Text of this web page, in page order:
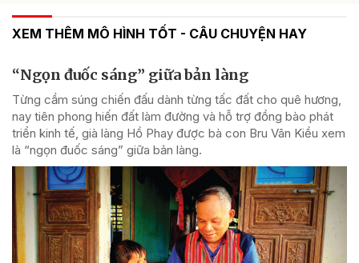
XEM THÊM MÔ HÌNH TỐT - CÂU CHUYỆN HAY
“Ngọn đuốc sáng” giữa bản làng
Từng cầm súng chiến đấu dành từng tấc đất cho quê hương,
nay tiên phong hiến đất làm đường và hỗ trợ đồng bào phát
triển kinh tế, già làng Hồ Phay được bà con Bru Vân Kiều xem
là “ngọn đuốc sáng” giữa bản làng.